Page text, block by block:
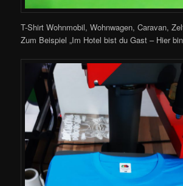
T-Shirt Wohnmobil, Wohnwagen, Caravan,
Zum Beispiel „Im Hotel bist du Gast – Hier